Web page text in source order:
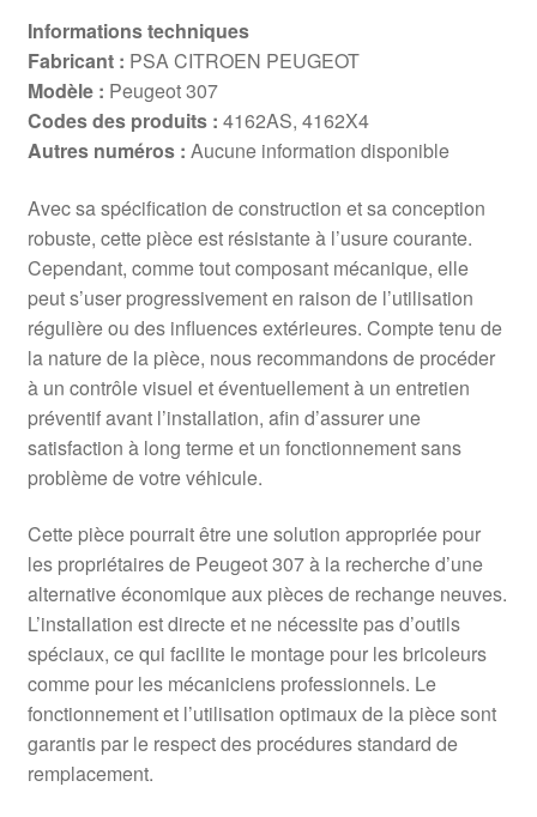
Informations techniques
Fabricant : PSA CITROEN PEUGEOT
Modèle : Peugeot 307
Codes des produits : 4162AS, 4162X4
Autres numéros : Aucune information disponible
Avec sa spécification de construction et sa conception
robuste, cette pièce est résistante à l’usure courante.
Cependant, comme tout composant mécanique, elle
peut s’user progressivement en raison de l’utilisation
régulière ou des influences extérieures. Compte tenu de
la nature de la pièce, nous recommandons de procéder
à un contrôle visuel et éventuellement à un entretien
préventif avant l’installation, afin d’assurer une
satisfaction à long terme et un fonctionnement sans
problème de votre véhicule.
Cette pièce pourrait être une solution appropriée pour
les propriétaires de Peugeot 307 à la recherche d’une
alternative économique aux pièces de rechange neuves.
L’installation est directe et ne nécessite pas d’outils
spéciaux, ce qui facilite le montage pour les bricoleurs
comme pour les mécaniciens professionnels. Le
fonctionnement et l’utilisation optimaux de la pièce sont
garantis par le respect des procédures standard de
remplacement.